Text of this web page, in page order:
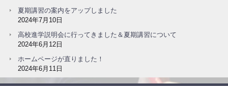
夏期講習の案内をアップしました
2024年7月10日
高校進学説明会に行ってきました＆夏期講習について
2024年6月12日
ホームページが直りました！
2024年6月11日